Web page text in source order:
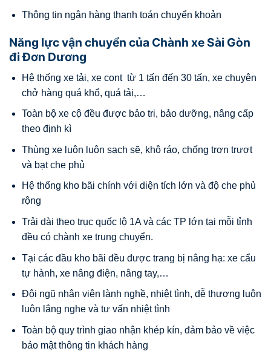
Thông tin ngân hàng thanh toán chuyển khoản
Năng lực vận chuyển của Chành xe Sài Gòn
đi Đơn Dương
Hệ thống xe tải, xe cont từ 1 tấn đến 30 tấn, xe chuyên
chở hàng quá khổ, quá tải,…
Toàn bộ xe cộ đều được bảo tri, bảo dưỡng, nâng cấp
theo định kì
Thùng xe luôn luôn sạch sẽ, khô ráo, chống trơn trượt
và bạt che phủ
Hệ thống kho bãi chính với diện tích lớn và độ che phủ
rộng
Trải dài theo trục quốc lộ 1A và các TP lớn tại mỗi tỉnh
đều có chành xe trung chuyển.
Tại các đầu kho bãi đều được trang bị nâng hạ: xe cẩu
tự hành, xe nâng điện, nâng tay,…
Đội ngũ nhân viên lành nghề, nhiệt tình, dễ thương luôn
luôn lắng nghe và tư vấn nhiệt tình
Toàn bộ quy trình giao nhận khép kín, đảm bảo về việc
bảo mật thông tin khách hàng